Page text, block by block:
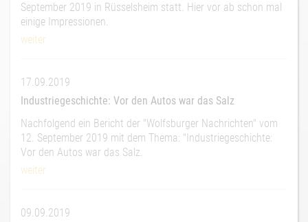
September 2019 in Rüsselsheim statt. Hier vor ab schon mal
einige Impressionen.
weiter
17.09.2019
Industriegeschichte: Vor den Autos war das Salz
Nachfolgend ein Bericht der "Wolfsburger Nachrichten" vom
12. September 2019 mit dem Thema: "Industriegeschichte:
Vor den Autos war das Salz.
weiter
09.09.2019